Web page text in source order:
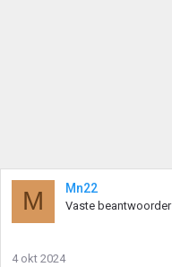
M Mn22
Vaste beantwoorder
4 okt 2024